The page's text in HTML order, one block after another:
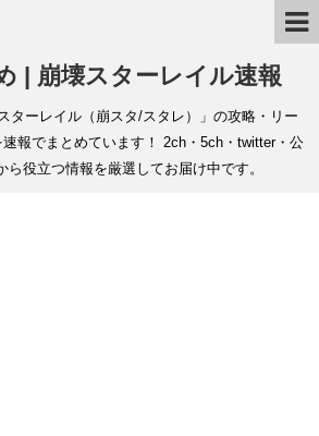
| 崩壊スターレイル速報
ターレイル（崩スタ/スタレ）」の攻略・リー
報でまとめています！ 2ch・5ch・twitter・公
ら役立つ情報を厳選してお届け中です。